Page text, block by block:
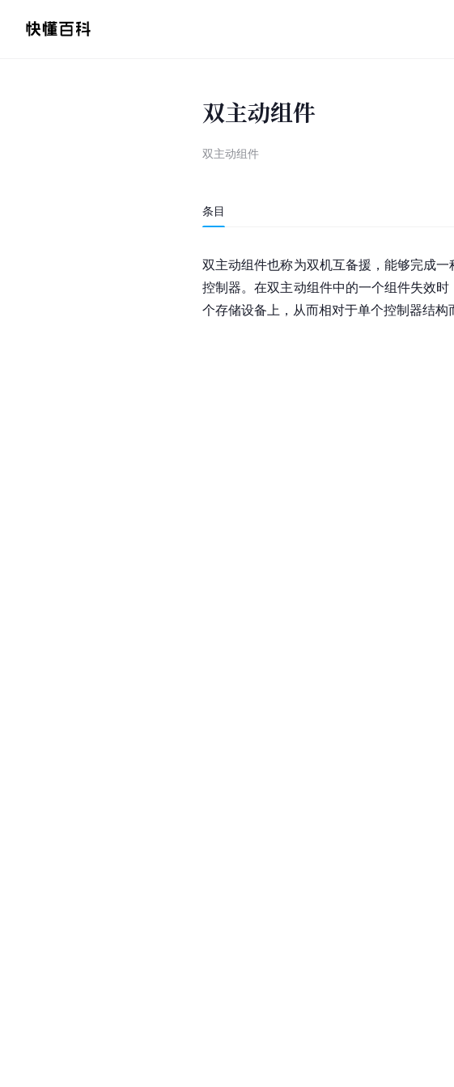
双主动组件
双主动组件
条目
双主动组件也称为双机互备援，能够完成一
控制器。在双主动组件中的一个组件失效
个存储设备上，从而相对于单个控制器结